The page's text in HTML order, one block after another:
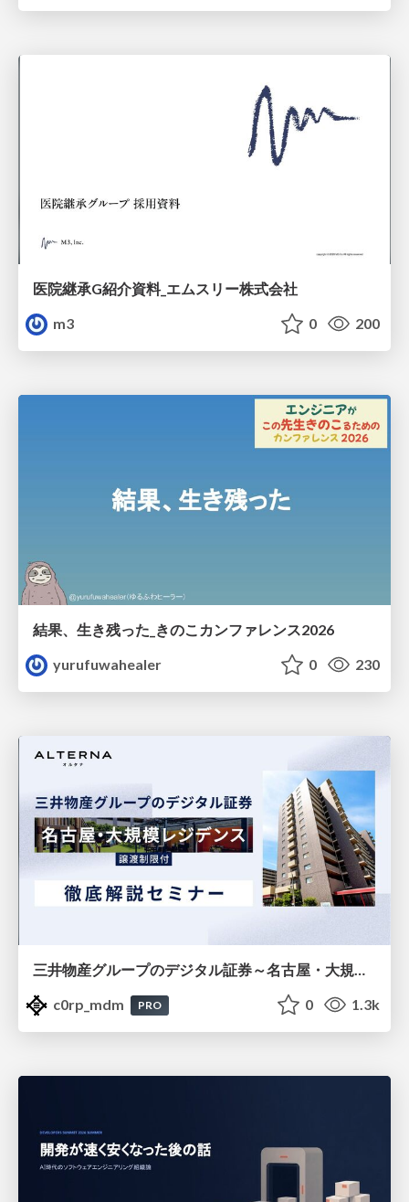
医院継承G紹介資料_エムスリー株式会社
m3
0 200
結果、生き残った_きのこカンファレンス2026
yurufuwahealer
0 230
三井物産グループのデジタル証券～名古屋・大規模レジデンス～徹底解説セミナー
c0rp_mdm
PRO 0 1.3k